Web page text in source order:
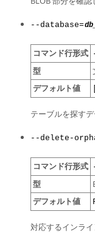
--database=
コマンド行形式
型
デフォルト値
テーブルを探す
--delete-
コマンド行形式
型
デフォルト値
対応するインラ